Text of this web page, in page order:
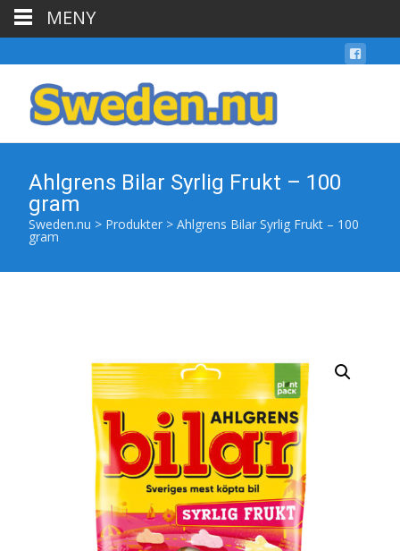
Ahlgrens Bilar Syrlig Frukt – 100
gram
Sweden.nu > Produkter > Ahlgrens Bilar Syrlig Frukt – 100
gram
MENY